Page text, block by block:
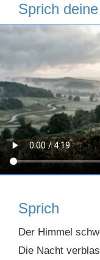
Sprich
Sprich
Der Himmel
Die Nacht